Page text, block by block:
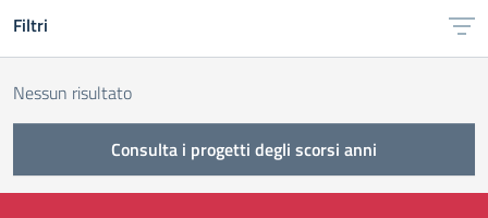
Filtri
Nessun risultato
Consulta i progetti degli scorsi anni